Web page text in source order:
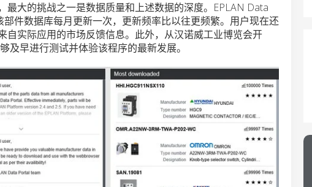
大的挑战之一是数据质量和上述数据的深度。EPLAN Data
件数据库每月更新一次，更新频率比以往更频繁。用户现在还
实际应用的市场反馈信息。此外，从汉诺威工业博览会开
早进行测试并体验该程序的最新发展。